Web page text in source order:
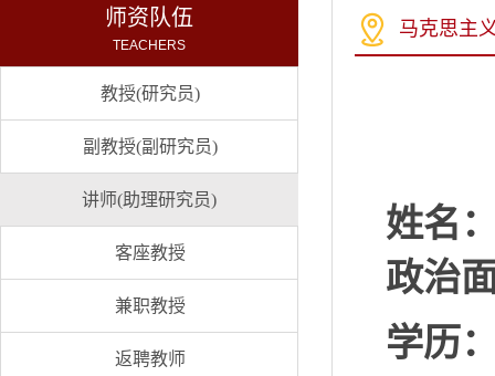
师资队伍
TEACHERS
教授(研究员)
副教授(副研究员)
讲师(助理研究员)
客座教授
兼职教授
返聘教师
马克思主
姓名
政治
学历